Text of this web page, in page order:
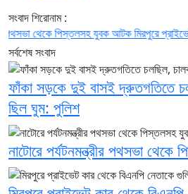
সংবাদ শিরোনাম :
থেকে পিস্তলসহ যুবক আটকমিরপুরে প্রাইভেট কার
সর্বশেষ সংবাদ
ফাঁকা সড়কে দুই বাসই দ্রুতগতিতে
ছিল ঘুম: পুলিশ
নাটোরে পর্যটনমন্ত্রীর পথসভা